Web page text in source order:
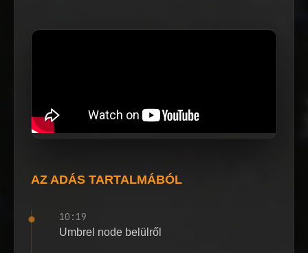
AZ ADÁS TARTALMÁBÓL
10:19
Umbrel node belülről